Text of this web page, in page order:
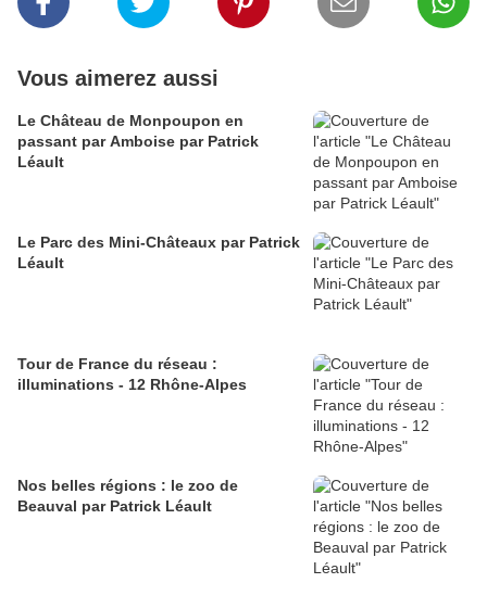
Vous aimerez aussi
Le Château de Monpoupon en
passant par Amboise par Patrick
Léault
Le Parc des Mini-Châteaux par Patrick
Léault
Tour de France du réseau :
illuminations - 12 Rhône-Alpes
Nos belles régions : le zoo de
Beauval par Patrick Léault